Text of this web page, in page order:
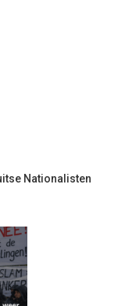
Nationalisten